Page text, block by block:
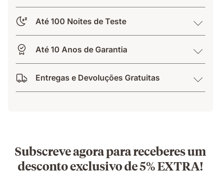
Até 100 Noites de Teste
Até 10 Anos de Garantia
Entregas e Devoluções Gratuitas
Subscreve agora para receberes um
desconto exclusivo de 5% EXTRA!